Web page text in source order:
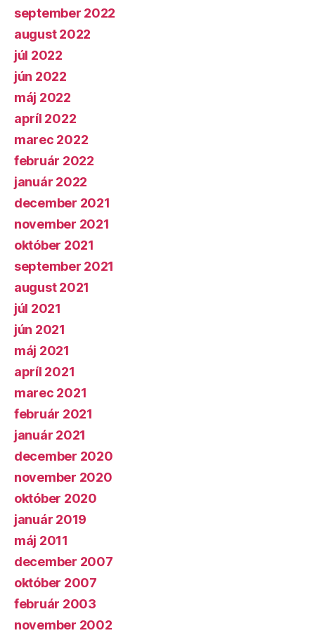
september 2022
august 2022
júl 2022
jún 2022
máj 2022
apríl 2022
marec 2022
február 2022
január 2022
december 2021
november 2021
október 2021
september 2021
august 2021
júl 2021
jún 2021
máj 2021
apríl 2021
marec 2021
február 2021
január 2021
december 2020
november 2020
október 2020
január 2019
máj 2011
december 2007
október 2007
február 2003
november 2002